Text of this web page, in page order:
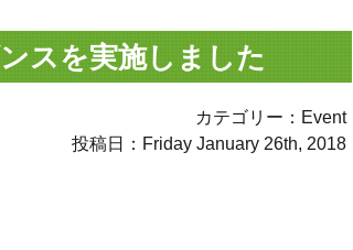
スを実施しました
カテゴリー：Event
投稿日：Friday January 26th, 2018